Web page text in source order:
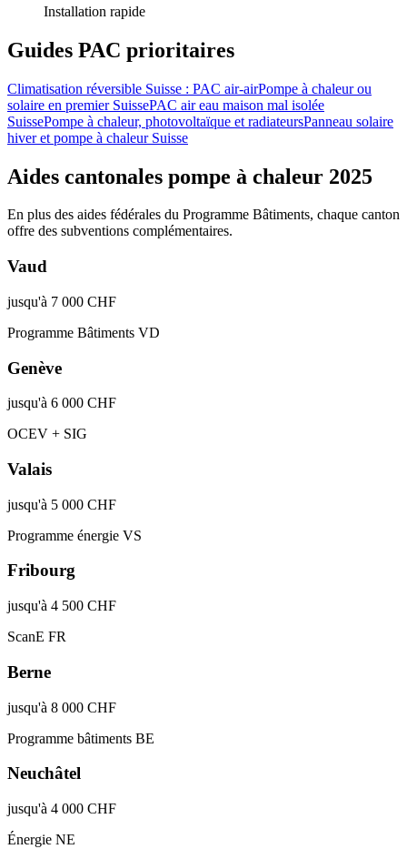
Installation rapide
Guides PAC prioritaires
Climatisation réversible Suisse : PAC air-airPompe à chaleur ou
solaire en premier SuissePAC air eau maison mal isolée
SuissePompe à chaleur, photovoltaïque et radiateursPanneau solaire
hiver et pompe à chaleur Suisse
Aides cantonales pompe à chaleur 2025
En plus des aides fédérales du Programme Bâtiments, chaque canton
offre des subventions complémentaires.
Vaud
jusqu'à 7 000 CHF
Programme Bâtiments VD
Genève
jusqu'à 6 000 CHF
OCEV + SIG
Valais
jusqu'à 5 000 CHF
Programme énergie VS
Fribourg
jusqu'à 4 500 CHF
ScanE FR
Berne
jusqu'à 8 000 CHF
Programme bâtiments BE
Neuchâtel
jusqu'à 4 000 CHF
Énergie NE